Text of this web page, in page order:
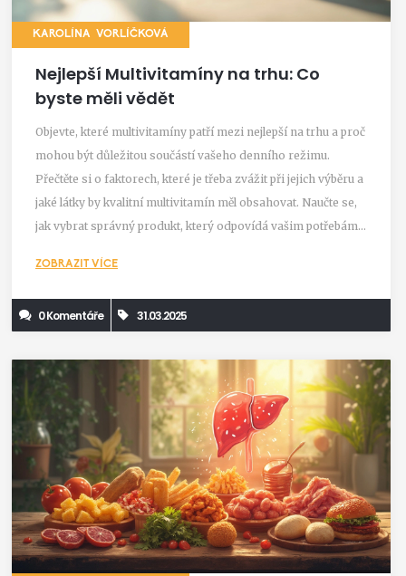
KAROLÍNA VORLÍČKOVÁ
Nejlepší Multivitamíny na trhu: Co
byste měli vědět
Objevte, které multivitamíny patří mezi nejlepší na trhu a proč
mohou být důležitou součástí vašeho denního režimu.
Přečtěte si o faktorech, které je třeba zvážit při jejich výběru a
jaké látky by kvalitní multivitamín měl obsahovat. Naučte se,
jak vybrat správný produkt, který odpovídá vašim potřebám a
bezpečný.
ZOBRAZIT VÍCE
0 Komentáře 31.03.2025